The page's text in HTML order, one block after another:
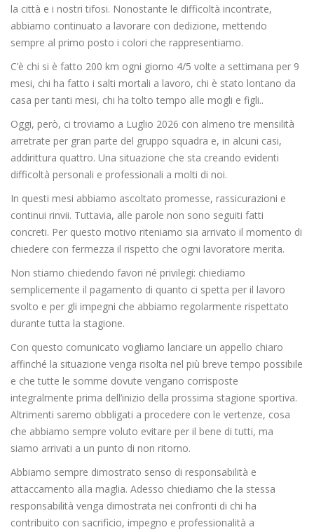
la città e i nostri tifosi. Nonostante le difficoltà incontrate,
abbiamo continuato a lavorare con dedizione, mettendo
sempre al primo posto i colori che rappresentiamo.
C’è chi si è fatto 200 km ogni giorno 4/5 volte a settimana per 9
mesi, chi ha fatto i salti mortali a lavoro, chi è stato lontano da
casa per tanti mesi, chi ha tolto tempo alle mogli e figli..
Oggi, però, ci troviamo a Luglio 2026 con almeno tre mensilità
arretrate per gran parte del gruppo squadra e, in alcuni casi,
addirittura quattro. Una situazione che sta creando evidenti
difficoltà personali e professionali a molti di noi.
In questi mesi abbiamo ascoltato promesse, rassicurazioni e
continui rinvii. Tuttavia, alle parole non sono seguiti fatti
concreti. Per questo motivo riteniamo sia arrivato il momento di
chiedere con fermezza il rispetto che ogni lavoratore merita.
Non stiamo chiedendo favori né privilegi: chiediamo
semplicemente il pagamento di quanto ci spetta per il lavoro
svolto e per gli impegni che abbiamo regolarmente rispettato
durante tutta la stagione.
Con questo comunicato vogliamo lanciare un appello chiaro
affinché la situazione venga risolta nel più breve tempo possibile
e che tutte le somme dovute vengano corrisposte
integralmente prima dell’inizio della prossima stagione sportiva.
Altrimenti saremo obbligati a procedere con le vertenze, cosa
che abbiamo sempre voluto evitare per il bene di tutti, ma
siamo arrivati a un punto di non ritorno.
Abbiamo sempre dimostrato senso di responsabilità e
attaccamento alla maglia. Adesso chiediamo che la stessa
responsabilità venga dimostrata nei confronti di chi ha
contribuito con sacrificio, impegno e professionalità a